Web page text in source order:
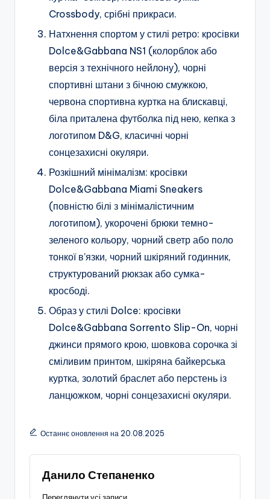
Crossbody, срібні прикраси.
Натхнення спортом у стилі ретро: кросівки
Dolce&Gabbana NS1 (колорблок або
версія з технічного нейлону), чорні
спортивні штани з бічною смужкою,
червона спортивна куртка на блискавці,
біла приталена футболка під нею, кепка з
логотипом D&G, класичні чорні
сонцезахисні окуляри.
Розкішний мінімалізм: кросівки
Dolce&Gabbana Miami Sneakers
(повністю білі з мінімалістичним
логотипом), укорочені брюки темно-
зеленого кольору, чорний светр або поло
тонкої в’язки, чорний шкіряний годинник,
структурований рюкзак або сумка-
кросбоді.
Образ у стилі Dolce: кросівки
Dolce&Gabbana Sorrento Slip-On, чорні
джинси прямого крою, шовкова сорочка зі
сміливим принтом, шкіряна байкерська
куртка, золотий браслет або перстень із
ланцюжком, чорні сонцезахисні окуляри.
Останнє оновлення на 20.08.2025
Данило Степаненко
Переглянути усі записи